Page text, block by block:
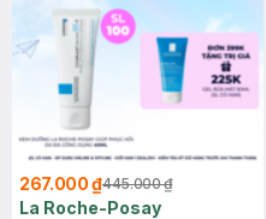
267.000 ₫445.000 ₫
La Roche-Posay